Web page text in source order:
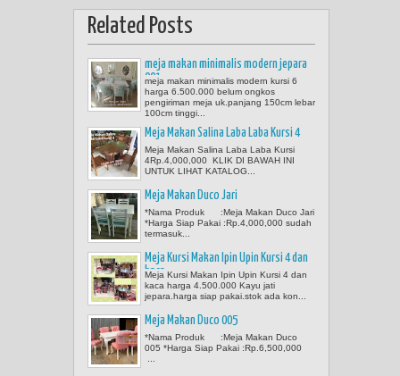
Related Posts
meja makan minimalis modern jepara
001
meja makan minimalis modern kursi 6
harga 6.500.000 belum ongkos
pengiriman meja uk.panjang 150cm lebar
100cm tinggi...
Meja Makan Salina Laba Laba Kursi 4
Meja Makan Salina Laba Laba Kursi
4Rp.4,000,000 KLIK DI BAWAH INI
UNTUK LIHAT KATALOG...
Meja Makan Duco Jari
*Nama Produk :Meja Makan Duco Jari
*Harga Siap Pakai :Rp.4,000,000 sudah
termasuk...
Meja Kursi Makan Ipin Upin Kursi 4 dan
kaca
Meja Kursi Makan Ipin Upin Kursi 4 dan
kaca harga 4.500.000 Kayu jati
jepara.harga siap pakai.stok ada kon...
Meja Makan Duco 005
*Nama Produk :Meja Makan Duco
005 *Harga Siap Pakai :Rp.6,500,000
...